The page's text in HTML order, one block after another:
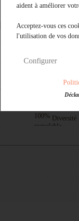
VIN CHAUD BIO
aident à améliorer
Acceptez-vous ces
l'utilisation de vos
Configurer